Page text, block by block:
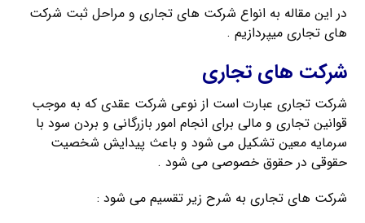
در این مقاله به انواع شرکت های تجاری و مراحل ثبت شرکت
های تجاری میپردازیم .
شرکت های تجاری
شرکت تجاری عبارت است از نوعی شرکت عقدی که به موجب
قوانین تجاری و مالی برای انجام امور بازرگانی و بردن سود با
سرمایه معین تشکیل می شود و باعث پیدایش شخصیت
حقوقی در حقوق خصوصی می شود .
شرکت های تجاری به شرح زیر تقسیم می شود :